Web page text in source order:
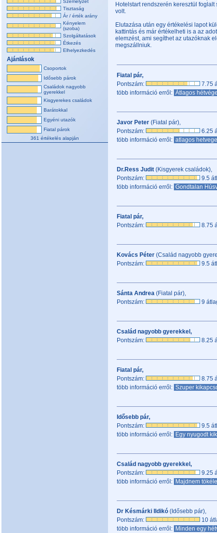
Személyzet
Tisztaság
Ár / érték arány
Kényelem
(szoba)
Szolgáltatások
Étkezés
Elhelyezkedés
Ajánlások
Csoportok
Idősebb párok
Családok nagyobb
gyerekkel
Kisgyerekes családok
Barátokkal
Egyéni utazók
Fiatal párok
361 értékelés alapján
Hotelstart rendszerén keresztül
volt.
Elutazása után egy értékelési lapot
kattintás és már értékelheti is a az
elemzést, ami segíthet az utazóknak
megszállniuk.
Fiatal pár,
Pontszám:
7.75
több információ erről: Átlagos
Javor Peter (Fiatal pár),
Pontszám:
6.25
több információ erről: atlagos hetvege
Dr.Ress Judit (Kisgyerek családok),
Pontszám:
9.5
több információ erről: Gondtalan
Fiatal pár,
Pontszám:
8.75
Kovács Péter (Család nagyobb
Pontszám:
9.5
Sánta Andrea (Fiatal pár),
Pontszám:
9
Család nagyobb gyerekkel,
Pontszám:
8.25
Fiatal pár,
Pontszám:
8.75
több információ erről: Szuper
Idősebb pár,
Pontszám:
9.5
több információ erről: Egy nyugodt
Család nagyobb gyerekkel,
Pontszám:
9.25
több információ erről: Majdnem
Dr Késmárki Ildikó (Idősebb pár),
Pontszám:
10
több információ erről: Minden egy